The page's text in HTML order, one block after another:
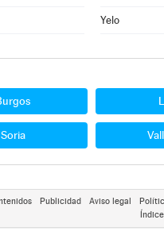
Yelo
Soria
Publicidad Aviso legal
Índice